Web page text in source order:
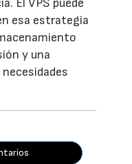
El VPS puede
esa estrategia
y una